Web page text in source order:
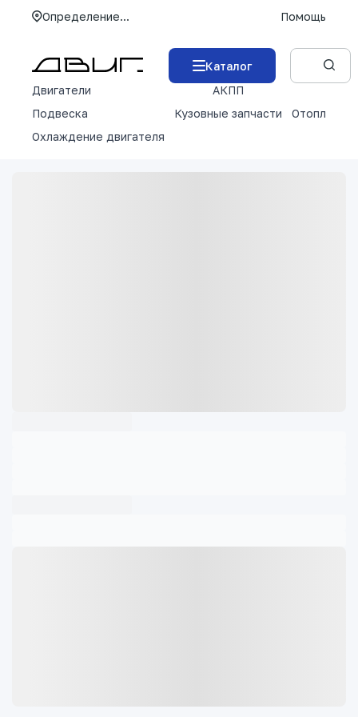
Определение... Помощь
Каталог
Двигатели
АКПП
Подвеска
Кузовные запчасти
Отопление
Охлаждение двигателя